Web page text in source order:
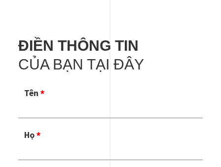
ĐIỀN THÔNG TIN
CỦA BẠN TẠI ĐÂY
Tên
Họ